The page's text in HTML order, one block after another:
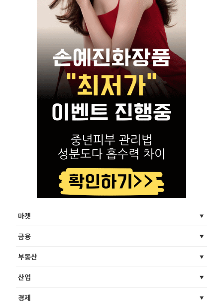
마켓
금융
부동산
산업
경제